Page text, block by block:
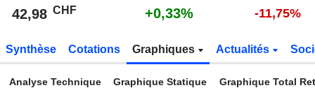
42,98 CHF +0,33% -11,75%
Synthèse Cotations Graphiques Actualités
Analyse Technique Graphique Statique Graphique Total